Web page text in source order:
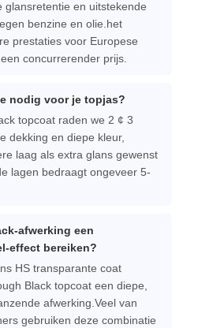
glansretentie en uitstekende
benzine en olie.het
prestaties voor Europese
concurrerender prijs.
nodig voor je topjas?
topcoat raden we 2 ¢ 3
dekking en diepe kleur,
laag als extra glans gewenst
lagen bedraagt ongeveer 5-
afwerking een
effect bereiken?
HS transparante coat
Black topcoat een diepe,
afwerking.Veel van
gebruiken deze combinatie